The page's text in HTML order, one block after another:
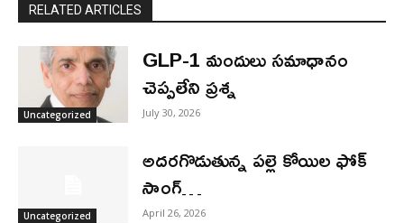
RELATED ARTICLES
Uncategorized
GLP-1 మందులు సమాధానం
చెప్పలేని ప్రశ్న
July 30, 2026
Uncategorized
అదరగొడుతున్న పల్లె కోయిల ఫోక్
సాంగ్…
April 26, 2026